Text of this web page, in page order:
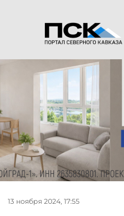
13 ноября 2024, 17:55